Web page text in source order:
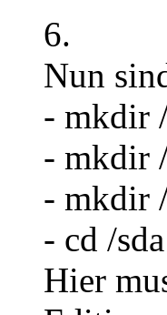
6.
Nun
- mkdir
- mkdir
- mkdir
- cd /
Hier